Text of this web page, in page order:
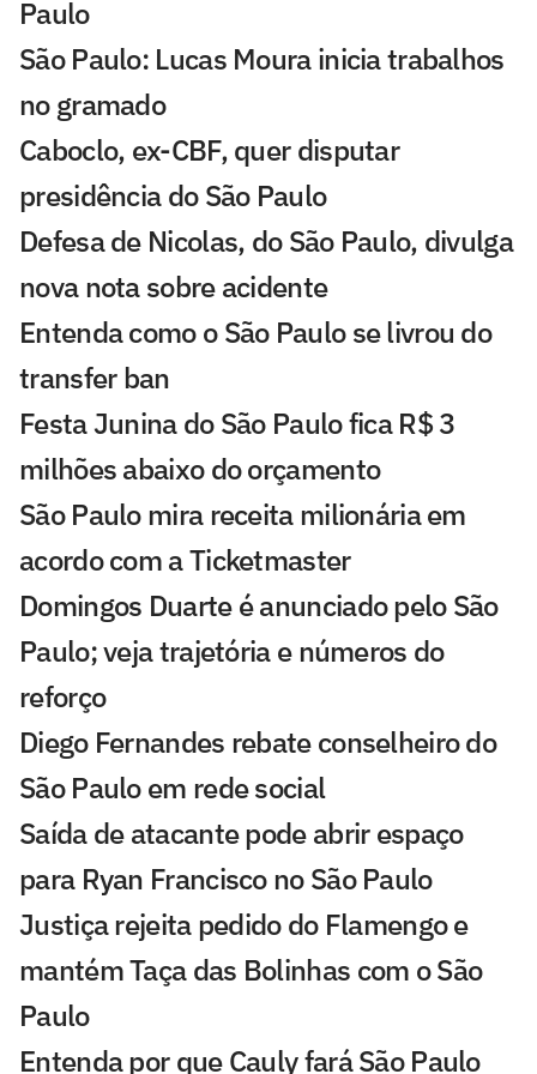
Paulo
São Paulo: Lucas Moura inicia trabalhos
no gramado
Caboclo, ex-CBF, quer disputar
presidência do São Paulo
Defesa de Nicolas, do São Paulo, divulga
nova nota sobre acidente
Entenda como o São Paulo se livrou do
transfer ban
Festa Junina do São Paulo fica R$ 3
milhões abaixo do orçamento
São Paulo mira receita milionária em
acordo com a Ticketmaster
Domingos Duarte é anunciado pelo São
Paulo; veja trajetória e números do
reforço
Diego Fernandes rebate conselheiro do
São Paulo em rede social
Saída de atacante pode abrir espaço
para Ryan Francisco no São Paulo
Justiça rejeita pedido do Flamengo e
mantém Taça das Bolinhas com o São
Paulo
Entenda por que Cauly fará São Paulo